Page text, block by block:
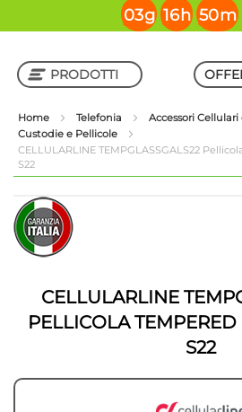
03g 16h 50m
PRODOTTI
Shop in Shop
Home Telefonia
Accessori
Custodie e Pellicole
CELLULARLINE TEMPGLASSGALS22
S22
Vai
alla
fine
della
Vai
all'inizio
della
galleria
immagini
CELLULARLINE
PELLICOLA TEMPERED
S22